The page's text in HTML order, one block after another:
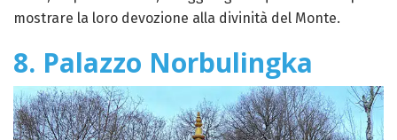
mostrare la loro devozione alla divinità del Monte.
8. Palazzo Norbulingka